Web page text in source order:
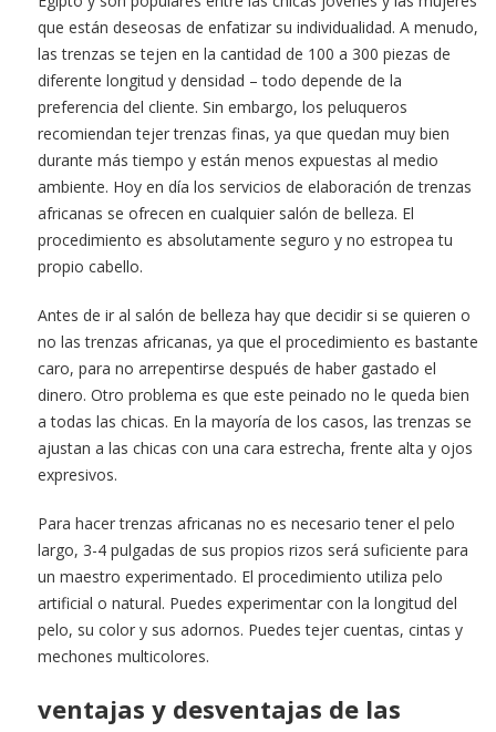
que están deseosas de enfatizar su individualidad. A menudo,
las trenzas se tejen en la cantidad de 100 a 300 piezas de
diferente longitud y densidad – todo depende de la
preferencia del cliente. Sin embargo, los peluqueros
recomiendan tejer trenzas finas, ya que quedan muy bien
durante más tiempo y están menos expuestas al medio
ambiente. Hoy en día los servicios de elaboración de trenzas
africanas se ofrecen en cualquier salón de belleza. El
procedimiento es absolutamente seguro y no estropea tu
propio cabello.
Antes de ir al salón de belleza hay que decidir si se quieren o
no las trenzas africanas, ya que el procedimiento es bastante
caro, para no arrepentirse después de haber gastado el
dinero. Otro problema es que este peinado no le queda bien
a todas las chicas. En la mayoría de los casos, las trenzas se
ajustan a las chicas con una cara estrecha, frente alta y ojos
expresivos.
Para hacer trenzas africanas no es necesario tener el pelo
largo, 3-4 pulgadas de sus propios rizos será suficiente para
un maestro experimentado. El procedimiento utiliza pelo
artificial o natural. Puedes experimentar con la longitud del
pelo, su color y sus adornos. Puedes tejer cuentas, cintas y
mechones multicolores.
ventajas y desventajas de las